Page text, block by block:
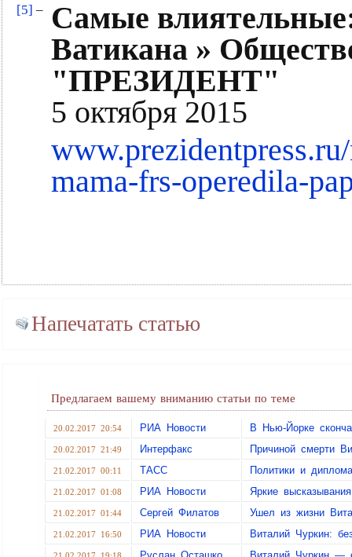
[5] –
Самые
Ватикана »
"ПРЕЗИДЕНТ"
5 октября 2015
mama-frs-operedila-
Напечатать статью
Предлагаем вашему вниманию статьи по теме
20.02.2017 20:54 РИА Новости В Нью-Йорке
20.02.2017 21:49 Интерфакс Причиной смерти
21.02.2017 00:11 ТАСС Политики и
21.02.2017 01:08 РИА Новости Яркие
21.02.2017 01:44 Сергей Филатов Ушел из жизни
21.02.2017 16:50 РИА Новости Виталий Чуркин: